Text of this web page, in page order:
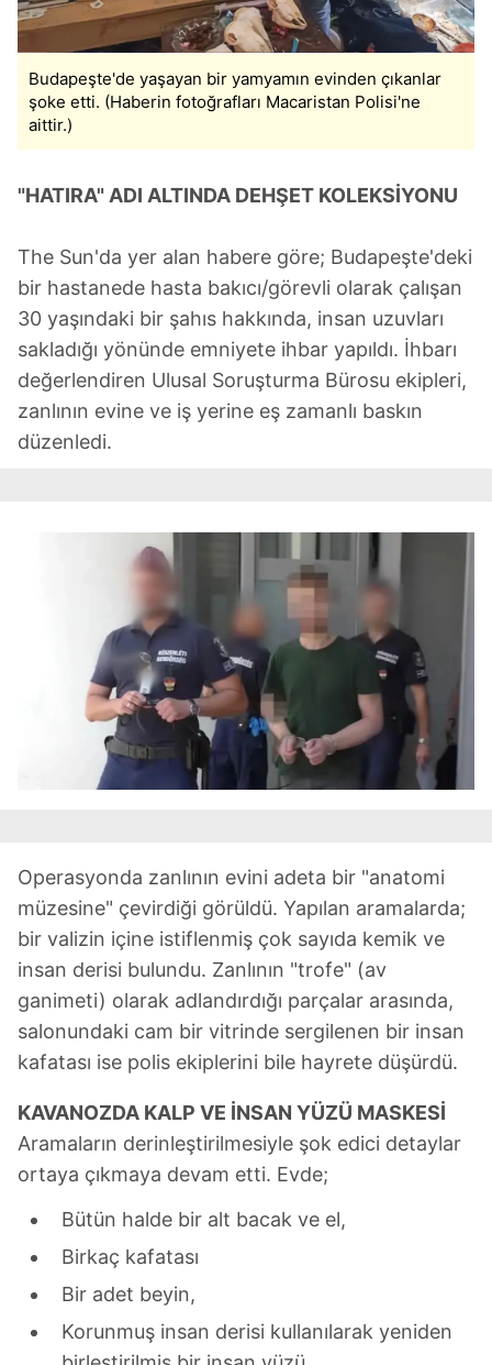
Budapeşte'de yaşayan bir yamyamın evinden çıkanlar
şoke etti. (Haberin fotoğrafları Macaristan Polisi'ne
aittir.)
"HATIRA" ADI ALTINDA DEHŞET KOLEKSİYONU
The Sun'da yer alan habere göre; Budapeşte'deki
bir hastanede hasta bakıcı/görevli olarak çalışan
30 yaşındaki bir şahıs hakkında, insan uzuvları
sakladığı yönünde emniyete ihbar yapıldı. İhbarı
değerlendiren Ulusal Soruşturma Bürosu ekipleri,
zanlının evine ve iş yerine eş zamanlı baskın
düzenledi.
Operasyonda zanlının evini adeta bir "anatomi
müzesine" çevirdiği görüldü. Yapılan aramalarda;
bir valizin içine istiflenmiş çok sayıda kemik ve
insan derisi bulundu. Zanlının "trofe" (av
ganimeti) olarak adlandırdığı parçalar arasında,
salonundaki cam bir vitrinde sergilenen bir insan
kafatası ise polis ekiplerini bile hayrete düşürdü.
KAVANOZDA KALP VE İNSAN YÜZÜ MASKESİ
Aramaların derinleştirilmesiyle şok edici detaylar
ortaya çıkmaya devam etti. Evde;
Bütün halde bir alt bacak ve el,
Birkaç kafatası
Bir adet beyin,
Korunmuş insan derisi kullanılarak yeniden